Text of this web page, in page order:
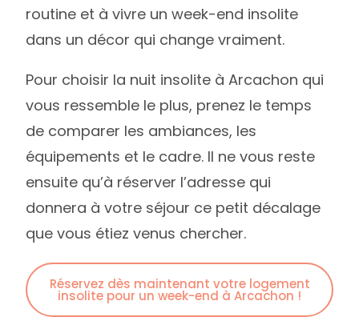
routine et à vivre un week-end insolite
dans un décor qui change vraiment.
Pour choisir la nuit insolite à Arcachon qui
vous ressemble le plus, prenez le temps
de comparer les ambiances, les
équipements et le cadre. Il ne vous reste
ensuite qu’à réserver l’adresse qui
donnera à votre séjour ce petit décalage
que vous étiez venus chercher.
Réservez dès maintenant votre logement
insolite pour un week-end à Arcachon !